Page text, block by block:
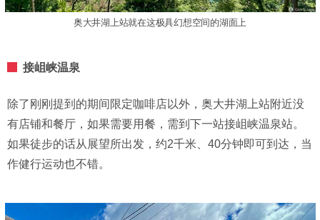
奥大井湖上站就在这极具幻想空间的湖面上
接岨峡温泉
除了刚刚提到的期间限定咖啡店以外，奥大井湖上站附近没
有店铺和餐厅，如果需要用餐，需到下一站接岨峡温泉站。
如果徒步的话从展望所出发，约2千米、40分钟即可到达，当
作健行运动也不错。